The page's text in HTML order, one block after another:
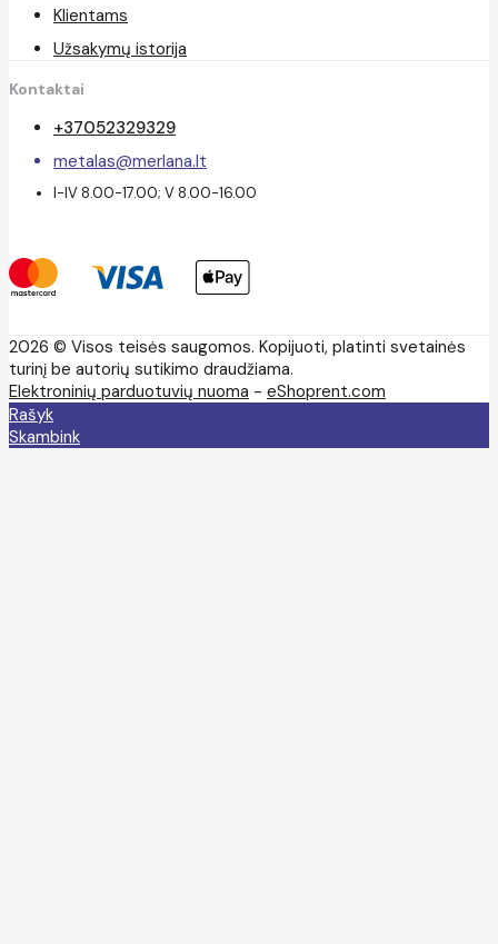
Klientams
Užsakymų istorija
Kontaktai
+37052329329
metalas@merlana.lt
I-IV 8.00-17.00; V 8.00-16.00
2026 © Visos teisės saugomos. Kopijuoti, platinti svetainės
turinį be autorių sutikimo draudžiama.
Elektroninių parduotuvių nuoma - eShoprent.com
Rašyk
Skambink